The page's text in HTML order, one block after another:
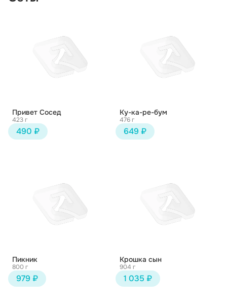
Привет Сосед
423 г
490 ₽
Ку-ка-ре-бум
476 г
649 ₽
Пикник
800 г
979 ₽
Крошка сын
904 г
1 035 ₽